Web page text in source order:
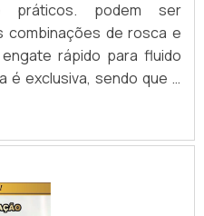
práticos. podem ser
combinações de rosca e
rápido para fluido
é exclusiva, sendo que o
ser: Aço; Alumínio;
sobre a fabricação do
modelos de engate
utilizada e dimensão d.